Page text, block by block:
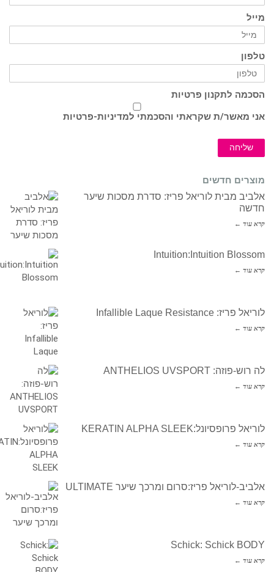
מייל
טלפון
הסכמה לתקנון פרטיות
אני מאשר/ת שקראתי והסכמתי למדיניות-פרטיות
שליחה
מוצרים חדשים
אלביב מבית לוריאל פריז: סדרת מסכות שיער
חדשה
קרא עוד ←
Intuition:Intuition Blossom
קרא עוד ←
לוריאל פריז: Infallible Laque Resistance
קרא עוד ←
לה רוש-פוזה: ANTHELIOS UVSPORT
קרא עוד ←
לוריאל פרופסיונל:KERATIN ALPHA SLEEK
קרא עוד ←
אלביב-לוריאל פריז:סרום ומרכך שיער ULTIMATE
קרא עוד ←
Schick: Schick BODY
קרא עוד ←